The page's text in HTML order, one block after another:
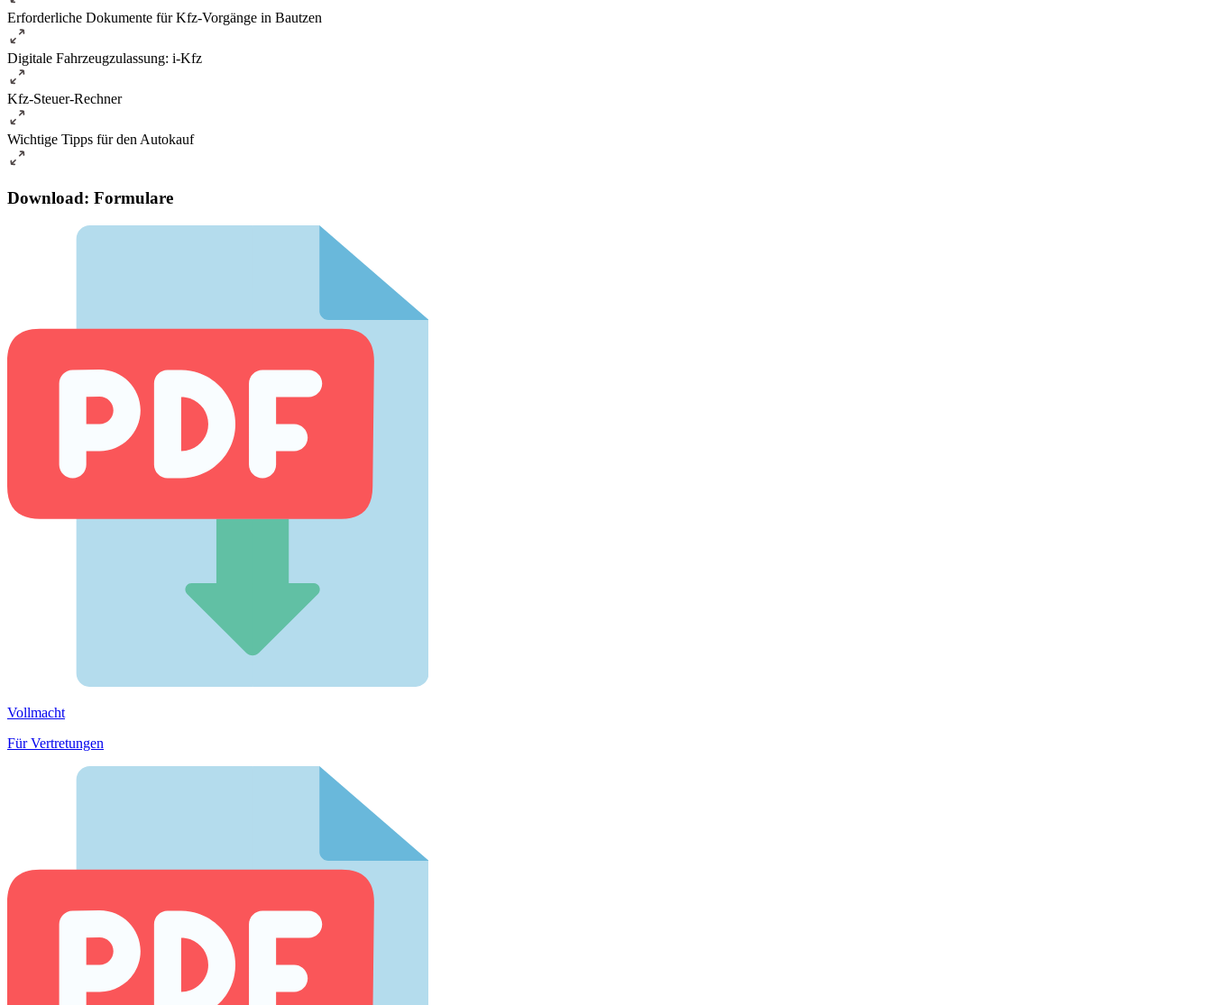
Erforderliche Dokumente für Kfz-Vorgänge in Bautzen
Digitale Fahrzeugzulassung: i-Kfz
Kfz-Steuer-Rechner
Wichtige Tipps für den Autokauf
Download: Formulare
Vollmacht
Für Vertretungen